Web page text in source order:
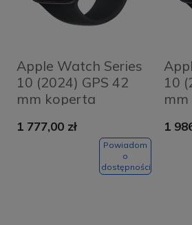
Apple Watch Series
10 (2024) GPS 42
mm koperta
Black + pasek
Black Sport Band
1 777,00 zł
Powiadom
o
dostępności
10
1